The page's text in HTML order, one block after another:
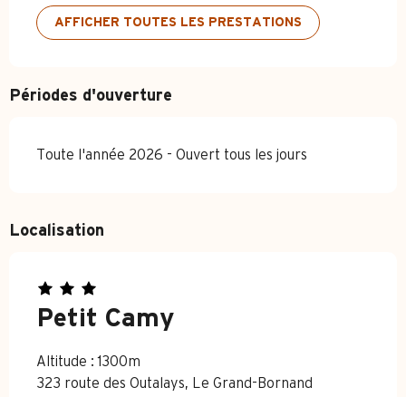
AFFICHER TOUTES LES PRESTATIONS
Périodes d'ouverture
Toute l'année 2026 - Ouvert tous les jours
Localisation
Petit Camy
Altitude : 1300m
323 route des Outalays, Le Grand-Bornand